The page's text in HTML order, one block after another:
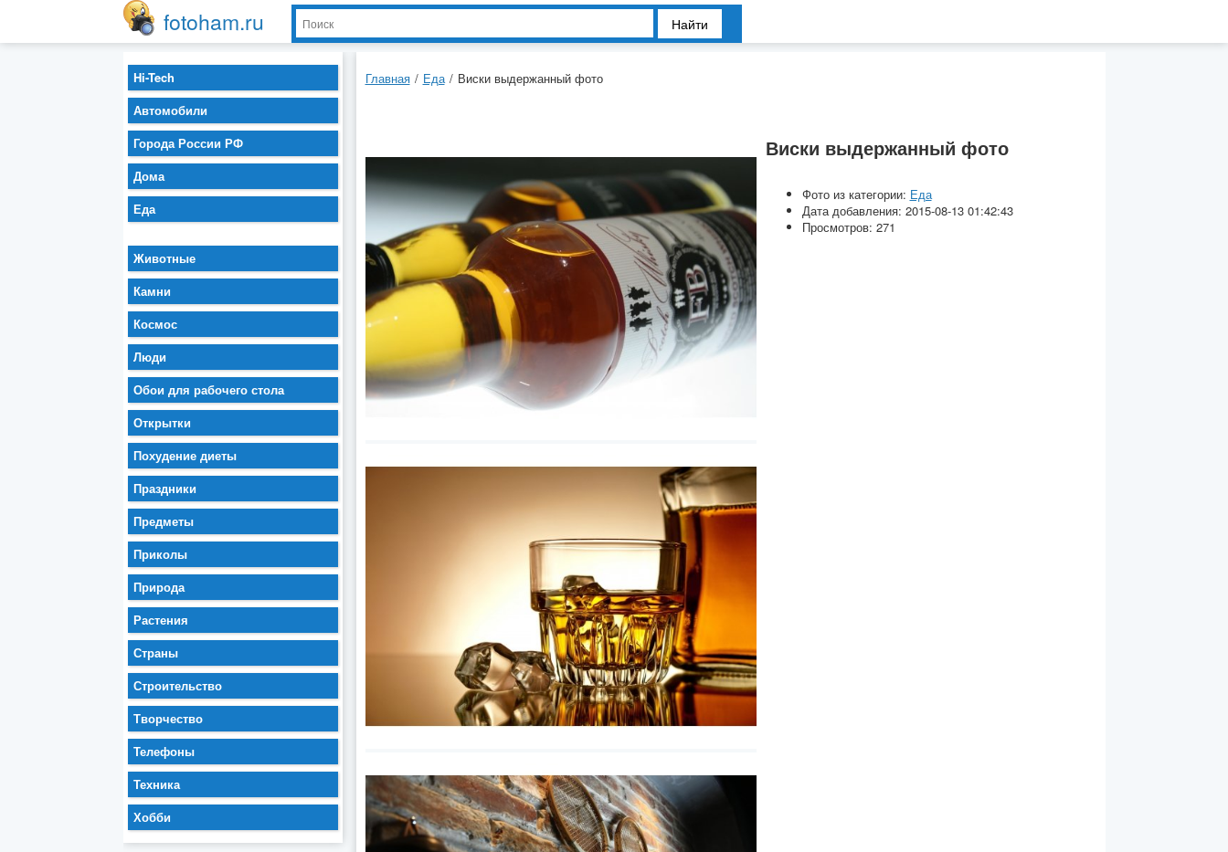
fotoham.ru Найти
Главная / Еда / Виски выдержанный фото
Виски выдержанный фото
Фото из категории: Еда
Дата добавления: 2015-08-13 01:42:43
Просмотров: 271
Hi-Tech
Автомобили
Города России РФ
Дома
Еда
Животные
Камни
Космос
Люди
Обои для рабочего стола
Открытки
Похудение диеты
Праздники
Предметы
Приколы
Природа
Растения
Страны
Строительство
Творчество
Телефоны
Техника
Хобби